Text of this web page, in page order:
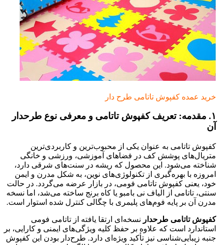
خرید عمده کفپوش تاتامی طرح دار
۱. مقدمه: تعریف کفپوش تاتامی و معرفی نوع طرحدار
آن
کفپوش تاتامی به عنوان یکی از محبوب‌ترین و کاربردی‌ترین
متریال‌های پوشش کف در فضاهای آموزشی، ورزشی و خانگی
شناخته می‌شود. این محصول که ریشه در سنت‌های شرقی دارد،
امروزه با بهره‌گیری از تکنولوژی‌های نوین، به شکل مدرن و ایمن
خود، یعنی کفپوش تاتامی فومی، در بازار عرضه می‌گردد. در حالت
سنتی، تاتامی از الیاف نی بامبو یا کاه برنج ساخته می‌شد، اما نسخه
مدرن آن بر پایه فوم‌های پلیمری با چگالی کنترل شده استوار است.
کفپوش تاتامی طرحدار نسخه‌ای ارتقا یافته از تاتامی فومی
استاندارد است که علاوه بر حفظ کلیه ویژگی‌های ایمنی و کارایی، بر
جنبه زیبایی‌شناسی نیز تأکید ویژه‌ای دارد. طرح‌دار بودن این کفپوش